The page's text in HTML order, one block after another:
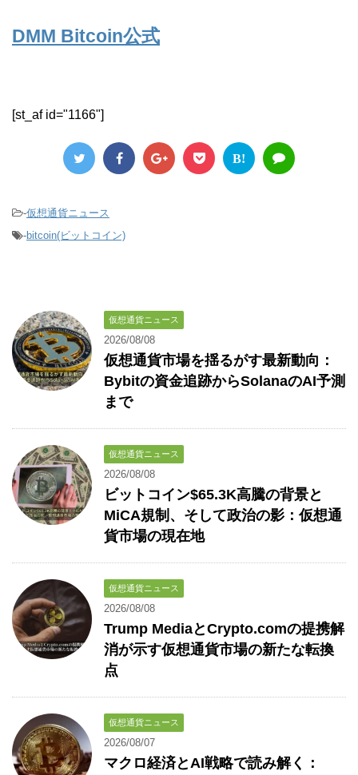
DMM Bitcoin公式
[st_af id="1166"]
B!
-仮想通貨ニュース
-bitcoin(ビットコイン)
仮想通貨ニュース
2026/08/08
仮想通貨市場を揺るがす最新動向：
Bybitの資金追跡からSolanaのAI予測
まで
仮想通貨ニュース
2026/08/08
ビットコイン$65.3K高騰の背景と
MiCA規制、そして政治の影：仮想通
貨市場の現在地
仮想通貨ニュース
2026/08/08
Trump MediaとCrypto.comの提携解
消が示す仮想通貨市場の新たな転換
点
仮想通貨ニュース
2026/08/07
マクロ経済とAI戦略で読み解く：